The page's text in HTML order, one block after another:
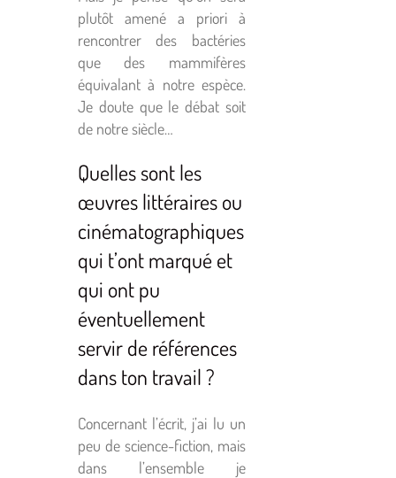
plutôt amené a priori à
rencontrer des bactéries
que des mammifères
équivalant à notre espèce.
Je doute que le débat soit
de notre siècle…
Quelles sont les
œuvres littéraires ou
cinématographiques
qui t’ont marqué et
qui ont pu
éventuellement
servir de références
dans ton travail ?
Concernant l’écrit, j’ai lu un
peu de science-fiction, mais
dans l’ensemble je